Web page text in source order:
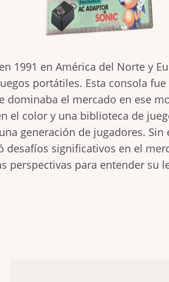
1991 en América del Norte y
portátiles. Esta consola
dominaba el mercado en ese
el color y una biblioteca de
generación de jugadores. Sin
significativos en el
perspectivas para entender su